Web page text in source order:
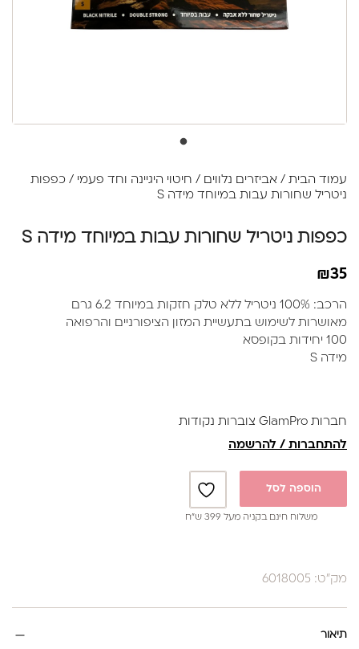
עמוד הבית / אביזרים נלווים / חיטוי היגיינה וחד פעמי / כפפות
ניטריל שחורות עבות במיוחד מידה S
כפפות ניטריל שחורות עבות במיוחד מידה S
₪35
הרכב: 100% ניטריל ללא טלק חזקות במיוחד 6.2 גרם
מאושרות לשימוש בתעשיית המזון הציפורניים והרפואה
100 יחידות בקופסא
מידה S
חברות GlamPro צוברות נקודות
להתחברות / להרשמה
הוספה לסל
משלוח חינם בקניה מעל 399 ש”ח
מק"ט: 6018005
תיאור